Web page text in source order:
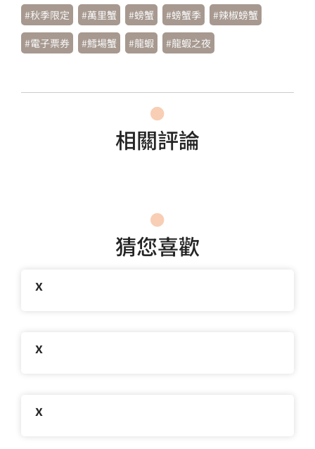
#秋季限定
#萬里蟹 #螃蟹 #螃蟹季 #辣椒螃蟹
#電子票券
#鱈場蟹 #龍蝦 #龍蝦之夜
相關評論
猜您喜歡
x
x
x